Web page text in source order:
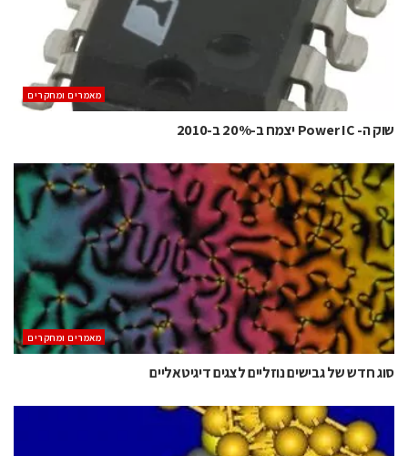
מאמרים ומחקרים
שוק ה- Power IC יצמח ב-20% ב-2010
מאמרים ומחקרים
סוג חדש של גבישים נוזליים לצגים דיגיטאליים